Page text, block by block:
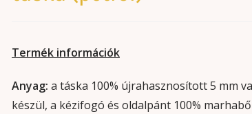
Termék információk
Anyag: a táska 100% újrahasznosított 5 mm
készül, a kézifogó és oldalpánt 100%